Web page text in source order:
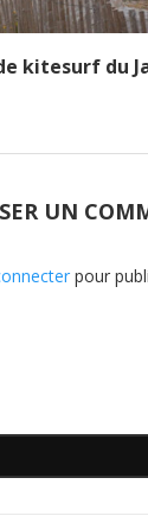
kitesurf du
UN
pour